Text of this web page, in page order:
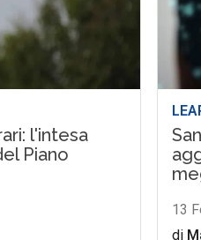
l'intesa
Piano
13
di